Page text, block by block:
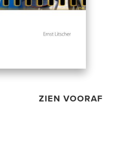
ZIEN VOORAF